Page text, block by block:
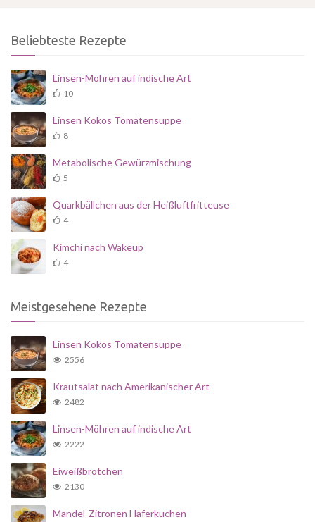
Beliebteste Rezepte
Linsen-Möhren auf indische Art
10
Linsen Kokos Tomatensuppe
8
Metabolische Gewürzmischung
5
Quarkbällchen aus der Heißluftfritteuse
4
Kimchi nach Wakeup
4
Meistgesehene Rezepte
Linsen Kokos Tomatensuppe
2556
Krautsalat nach Amerikanischer Art
2482
Linsen-Möhren auf indische Art
2222
Eiweißbrötchen
2130
Mandel-Zitronen Haferkuchen